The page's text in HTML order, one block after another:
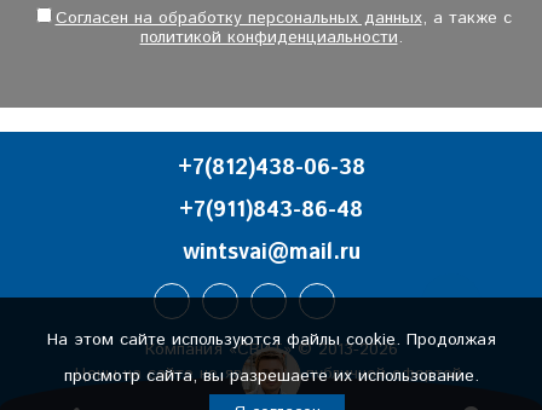
Согласен на обработку персональных данных, а также с
политикой конфиденциальности.
+7(812)438-06-38
+7(911)843-86-48
wintsvai@mail.ru
Компания «СВИТ» © 2013-2026
Цены на сайте не являются публичной офертой.
Политика конфиденциальности
На этом сайте используются файлы cookie. Продолжая
просмотр сайта, вы разрешаете их использование.